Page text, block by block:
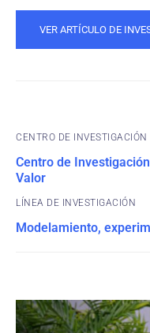
VER ARTÍCULO DE
CENTRO DE INVESTIGACIÓN
Centro de
Valor
Modelamiento,